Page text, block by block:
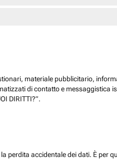
materiale pubblicitario,
di contatto e messaggistica
DIRITTI?”.
perdita accidentale dei dati. È per